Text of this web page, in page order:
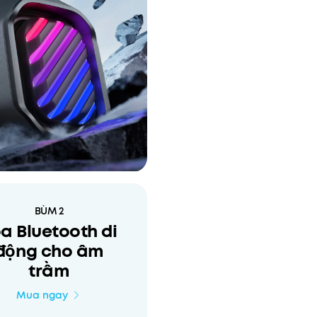
BÙM 2
Bluetooth di
cho âm
trầm
Mua ngay